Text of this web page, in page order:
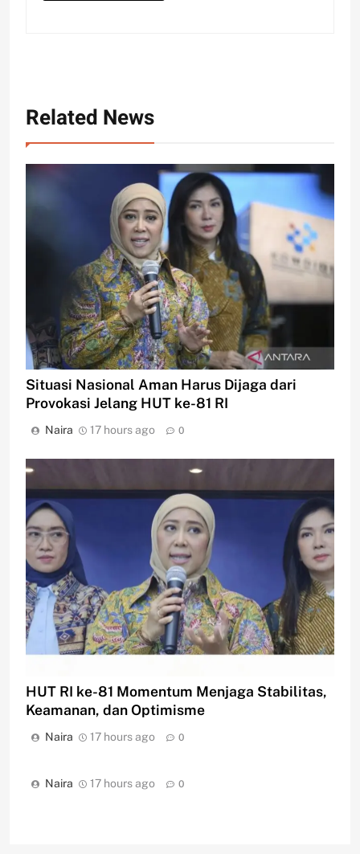
Related News
Situasi Nasional Aman Harus Dijaga dari
Provokasi Jelang HUT ke-81 RI
Naira 17 hours ago 0
HUT RI ke-81 Momentum Menjaga Stabilitas,
Keamanan, dan Optimisme
Naira 17 hours ago 0
Naira 17 hours ago 0